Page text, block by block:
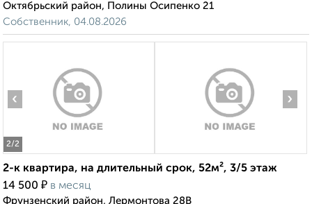
Октябрьский район, Полины Осипенко 21
Собственник, 04.08.2026
2/2
‹ ›
2-к квартира, на длительный срок, 52м², 3/5 этаж
14 500 ₽ в месяц
Фрунзенский район, Лермонтова 28В